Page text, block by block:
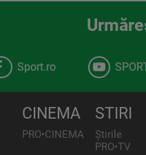
Sport.ro
CINEMA
PRO•CINEMA
STIRI
Știrile
PRO•TV